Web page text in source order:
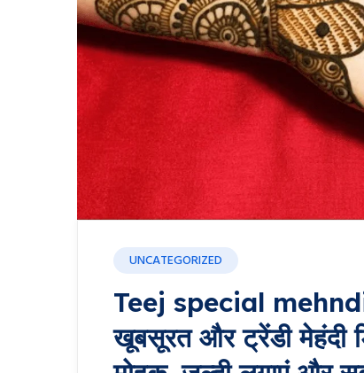
UNCATEGORIZED
Teej special
खूबसूरत और ट्रेंडी मेहंदी